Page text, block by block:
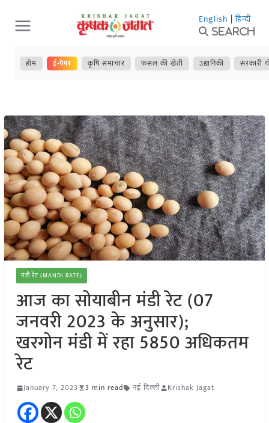
Skip
to
content
English | हिन्दी
Search
होम ई-पेपर कृषि समाचार फसल की खेती उद्यानिकी सरकारी
मंडी रेट (MANDI RATE)
आज का सोयाबीन मंडी रेट (07
जनवरी 2023 के अनुसार);
खरगोन मंडी में रहा 5850 अधिकतम
रेट
January 7, 2023 3 min read नई दिल्ली Krishak Jagat